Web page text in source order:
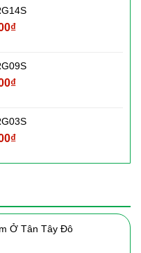
là:
1,550,000₫.
₫Giá
là:
1,930,000₫.
₫Giá
là:
2,160,000₫.
₫Giá
tại
Ở Tân Tây Đô